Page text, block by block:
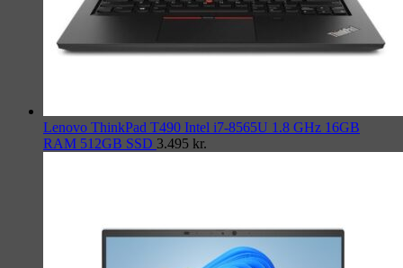
Lenovo ThinkPad T490 Intel i7-8565U 1.8 GHz 16GB
RAM 512GB SSD 3.495 kr.